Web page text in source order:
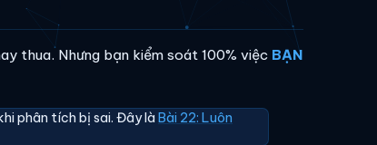
thua. Nhưng bạn kiểm soát 100% việc BẠN
phân tích bị sai. Đây làBài 22: Luôn